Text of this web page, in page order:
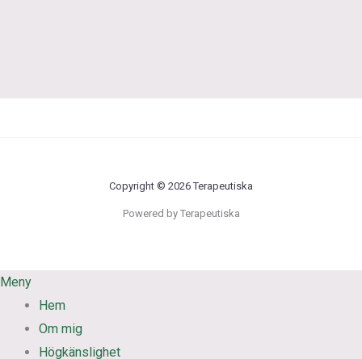
Copyright © 2026 Terapeutiska
Powered by Terapeutiska
Meny
Hem
Om mig
Högkänslighet